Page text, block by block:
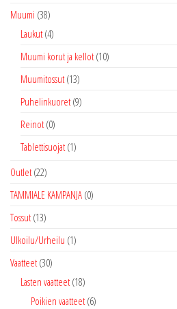
Muumi (38)
Laukut (4)
Muumi korut ja kellot (10)
Muumitossut (13)
Puhelinkuoret (9)
Reinot (0)
Tablettisuojat (1)
Outlet (22)
TAMMIALE KAMPANJA (0)
Tossut (13)
Ulkoilu/Urheilu (1)
Vaatteet (30)
Lasten vaatteet (18)
Poikien vaatteet (6)